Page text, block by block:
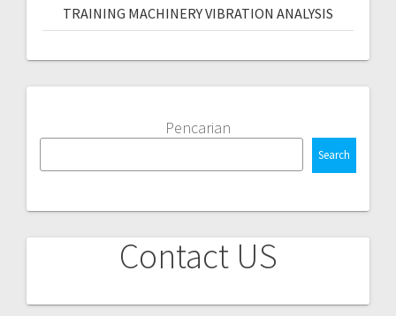
TRAINING MACHINERY VIBRATION ANALYSIS
Pencarian
Search
Contact US